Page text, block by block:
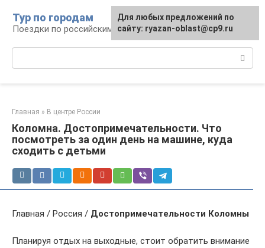
контенту
Тур по городам
Поездки по российским городам
Главная » В центре России
Коломна. Достопримечательности. Что
посмотреть за один день на машине, куда
сходить с детьми
Главная / Россия / Достопримечательности Коломны
Планируя отдых на выходные, стоит обратить внимание
Для любых предложений по
сайту: ryazan-oblast@cp9.ru